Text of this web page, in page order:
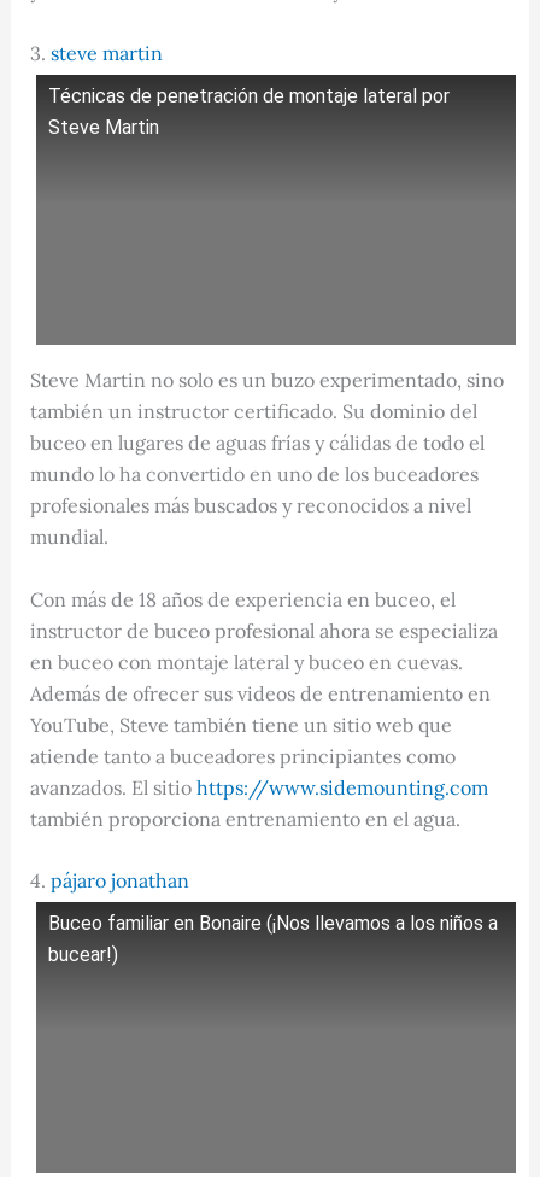
3. steve martin
Técnicas de penetración de montaje lateral por
Steve Martin
Steve Martin no solo es un buzo experimentado, sino
también un instructor certificado. Su dominio del
buceo en lugares de aguas frías y cálidas de todo el
mundo lo ha convertido en uno de los buceadores
profesionales más buscados y reconocidos a nivel
mundial.
Con más de 18 años de experiencia en buceo, el
instructor de buceo profesional ahora se especializa
en buceo con montaje lateral y buceo en cuevas.
Además de ofrecer sus videos de entrenamiento en
YouTube, Steve también tiene un sitio web que
atiende tanto a buceadores principiantes como
avanzados. El sitio https://www.sidemounting.com
también proporciona entrenamiento en el agua.
4. pájaro jonathan
Buceo familiar en Bonaire (¡Nos llevamos a los niños a
bucear!)